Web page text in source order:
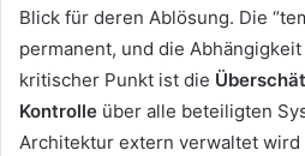
Blick für deren Ablösung. Die
permanent, und die
kritischer Punkt ist die
Kontrolle über alle beteiligten
Architektur extern verwaltet wird